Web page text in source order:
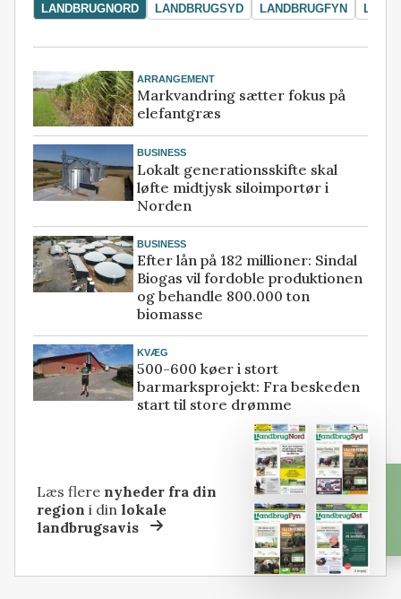
LANDBRUGNORD LANDBRUGSYD LANDBRUGFYN
ARRANGEMENT
Markvandring sætter fokus på
elefantgræs
BUSINESS
Lokalt generationsskifte skal
løfte midtjysk siloimportør i
Norden
BUSINESS
Efter lån på 182 millioner: Sindal
Biogas vil fordoble produktionen
og behandle 800.000 ton
biomasse
KVÆG
500-600 køer i stort
barmarksprojekt: Fra beskeden
start til store drømme
Læs flere nyheder fra din
region i dinlokale
landbrugsavis